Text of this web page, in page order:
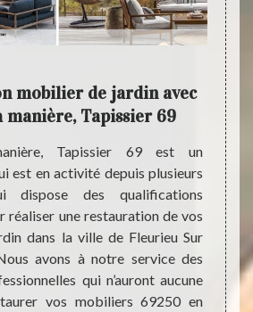
mobilier de jardin avec
Tapissier 69
Tapissier 69 est un
est en activité depuis plusieurs
dispose des qualifications
réaliser une restauration de vos
dans la ville de Fleurieu Sur
avons à notre service des
qui n’auront aucune
vos mobiliers 69250 en
en